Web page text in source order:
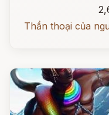
Thần thoại của